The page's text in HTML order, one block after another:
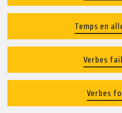
Temps en
Verbes
Verbes